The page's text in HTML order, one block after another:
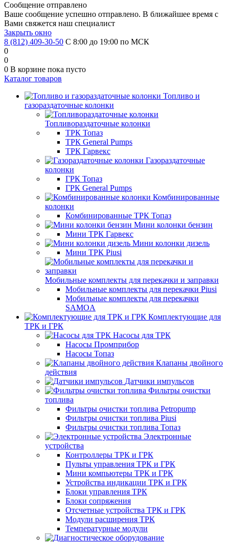
Сообщение отправлено
Ваше сообщение успешно отправлено. В ближайшее время с
Вами свяжется наш специалист
Закрыть окно
8 (812) 409-30-50 С 8:00 до 19:00 по МСК
0
0
0 В корзине пока пусто
Каталог товаров
Топливо и
газораздаточные колонки
Топливораздаточные колонки
ТРК Топаз
ТРК General Pumps
ТРК Гарвекс
Газораздаточные
колонки
ГРК Топаз
ГРК General Pumps
Комбинированные
колонки
Комбинированные ТРК Топаз
Мини колонки бензин
Мини ТРК Гарвекс
Мини колонки дизель
Мини ТРК Piusi
Мобильные комплекты для перекачки и заправки
Мобильные комплекты для перекачки Piusi
Мобильные комплекты для перекачки
SAMOA
Комплектующие для
ТРК и ГРК
Насосы для ТРК
Насосы Промприбор
Насосы Топаз
Клапаны двойного
действия
Датчики импульсов
Фильтры очистки
топлива
Фильтры очистки топлива Petropump
Фильтры очистки топлива Piusi
Фильтры очистки топлива Топаз
Электронные
устройства
Контроллеры ТРК и ГРК
Пульты управления ТРК и ГРК
Мини компьютеры ТРК и ГРК
Устройства индикации ТРК и ГРК
Блоки управления ТРК
Блоки сопряжения
Отсчетные устройства ТРК и ГРК
Модули расширения ТРК
Температурные модули